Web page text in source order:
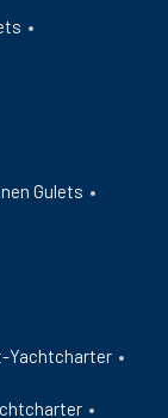
Gulets
Yachtcharter